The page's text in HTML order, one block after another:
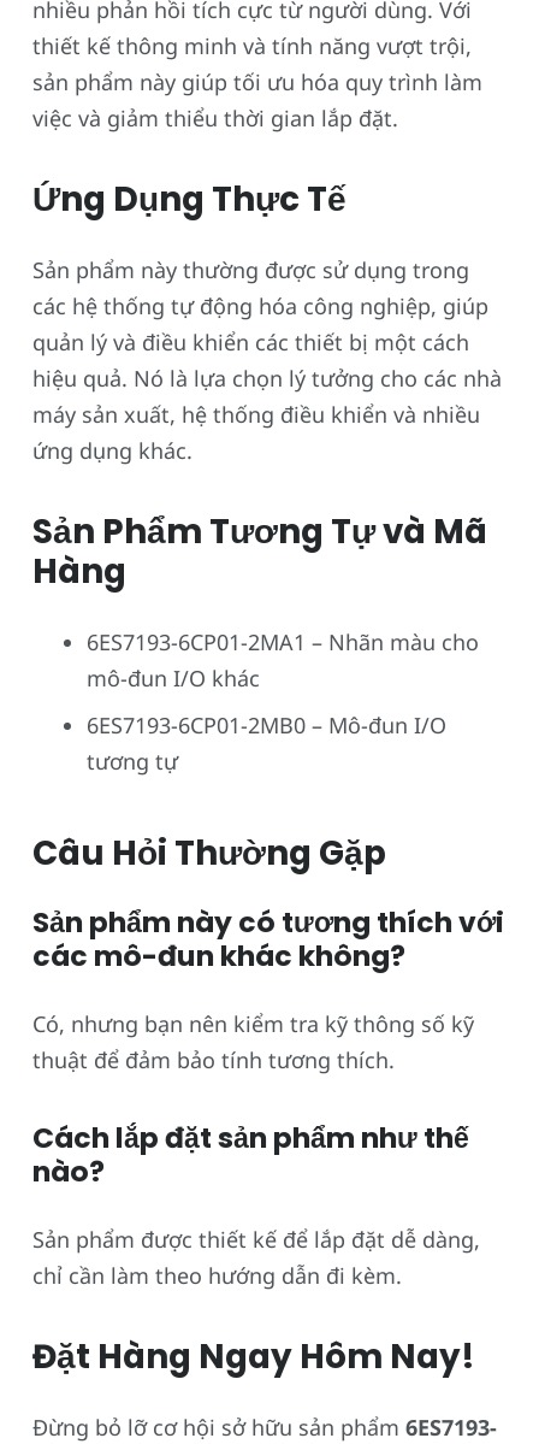
nhiều phản hồi tích cực từ người dùng. Với
thiết kế thông minh và tính năng vượt trội,
sản phẩm này giúp tối ưu hóa quy trình làm
việc và giảm thiểu thời gian lắp đặt.
Ứng Dụng Thực Tế
Sản phẩm này thường được sử dụng trong
các hệ thống tự động hóa công nghiệp, giúp
quản lý và điều khiển các thiết bị một cách
hiệu quả. Nó là lựa chọn lý tưởng cho các nhà
máy sản xuất, hệ thống điều khiển và nhiều
ứng dụng khác.
Sản Phẩm Tương Tự và Mã
Hàng
6ES7193-6CP01-2MA1 – Nhãn màu cho
mô-đun I/O khác
6ES7193-6CP01-2MB0 – Mô-đun I/O
tương tự
Câu Hỏi Thường Gặp
Sản phẩm này có tương thích với
các mô-đun khác không?
Có, nhưng bạn nên kiểm tra kỹ thông số kỹ
thuật để đảm bảo tính tương thích.
Cách lắp đặt sản phẩm như thế
nào?
Sản phẩm được thiết kế để lắp đặt dễ dàng,
chỉ cần làm theo hướng dẫn đi kèm.
Đặt Hàng Ngay Hôm Nay!
Đừng bỏ lỡ cơ hội sở hữu sản phẩm 6ES7193-